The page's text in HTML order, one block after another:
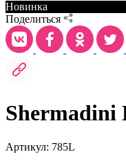
Новинка
Поделиться
Shermadini
Артикул: 785L